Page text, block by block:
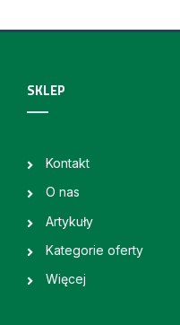
SKLEP
Kontakt
O nas
Artykuły
Kategorie oferty
Więcej